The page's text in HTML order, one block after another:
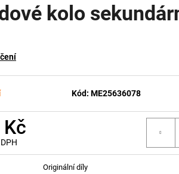
kolo
Kód: ME25636078
Originální díly